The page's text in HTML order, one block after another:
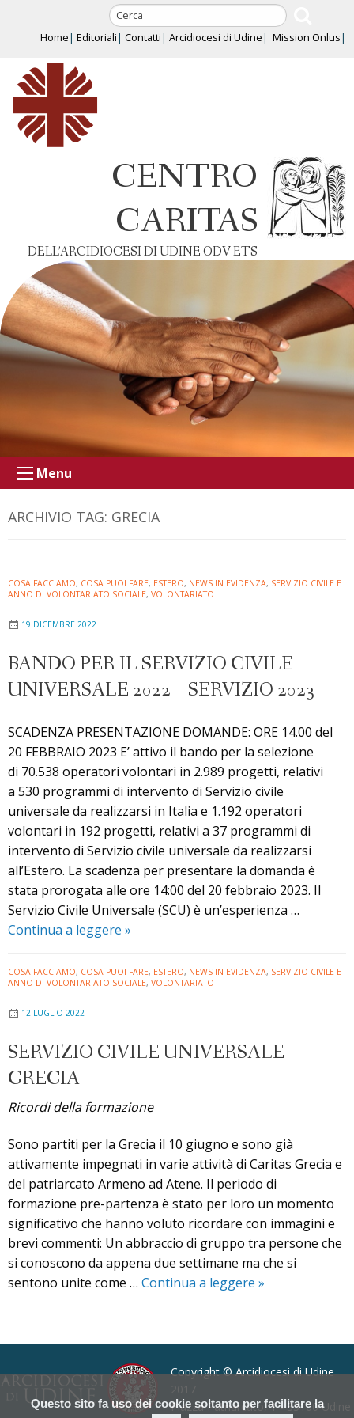
Questo sito fa uso dei cookie soltanto per facilitare la
content
Home Editoriali Contatti Arcidiocesi di Udine Mission Onlus
CENTRO
CARITAS
DELL’ARCIDIOCESI DI UDINE ODV ETS
Menu
ARCHIVIO TAG: GRECIA
COSA FACCIAMO, COSA PUOI FARE, ESTERO, NEWS IN EVIDENZA, SERVIZIO CIVILE E
ANNO DI VOLONTARIATO SOCIALE, VOLONTARIATO
19 DICEMBRE 2022
BANDO PER IL SERVIZIO CIVILE
UNIVERSALE 2022 – SERVIZIO 2023
SCADENZA PRESENTAZIONE DOMANDE: ORE 14.00 del
20 FEBBRAIO 2023 E’ attivo il bando per la selezione
di 70.538 operatori volontari in 2.989 progetti, relativi
a 530 programmi di intervento di Servizio civile
universale da realizzarsi in Italia e 1.192 operatori
volontari in 192 progetti, relativi a 37 programmi di
intervento di Servizio civile universale da realizzarsi
all’Estero. La scadenza per presentare la domanda è
stata prorogata alle ore 14:00 del 20 febbraio 2023. Il
Servizio Civile Universale (SCU) è un’esperienza …
Continua a leggere Bando
il
Servizio
2022
2023
»
COSA FACCIAMO, COSA PUOI FARE, ESTERO, NEWS IN EVIDENZA, SERVIZIO CIVILE E
ANNO DI VOLONTARIATO SOCIALE, VOLONTARIATO
12 LUGLIO 2022
SERVIZIO CIVILE UNIVERSALE
GRECIA
Ricordi della formazione
Sono partiti per la Grecia il 10 giugno e sono già
attivamente impegnati in varie attività di Caritas Grecia e
del patriarcato Armeno ad Atene. Il periodo di
formazione pre-partenza è stato per loro un momento
significativo che hanno voluto ricordare con immagini e
brevi commenti: Un abbraccio di gruppo tra persone che
si conoscono da appena due settimane ma che si
sentono unite come … Continua a leggere Servizio
Grecia
»
o
s
t
Copyright © Arcidiocesi di Udine
2017
Piazza Patriarcato, 1 - 33100 Udine